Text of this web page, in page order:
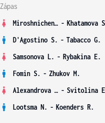
Zápas
Miroshnichenko V. - Khatamova
D'Agostino S. - Tabacco G.
Samsonova L. - Rybakina E.
Fomin S. - Zhukov M.
Alexandrova E. - Svitolina
Lootsma N. - Koenders R.